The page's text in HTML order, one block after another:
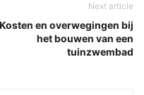
Next article
Kosten en overwegingen bij
het bouwen van een
tuinzwembad